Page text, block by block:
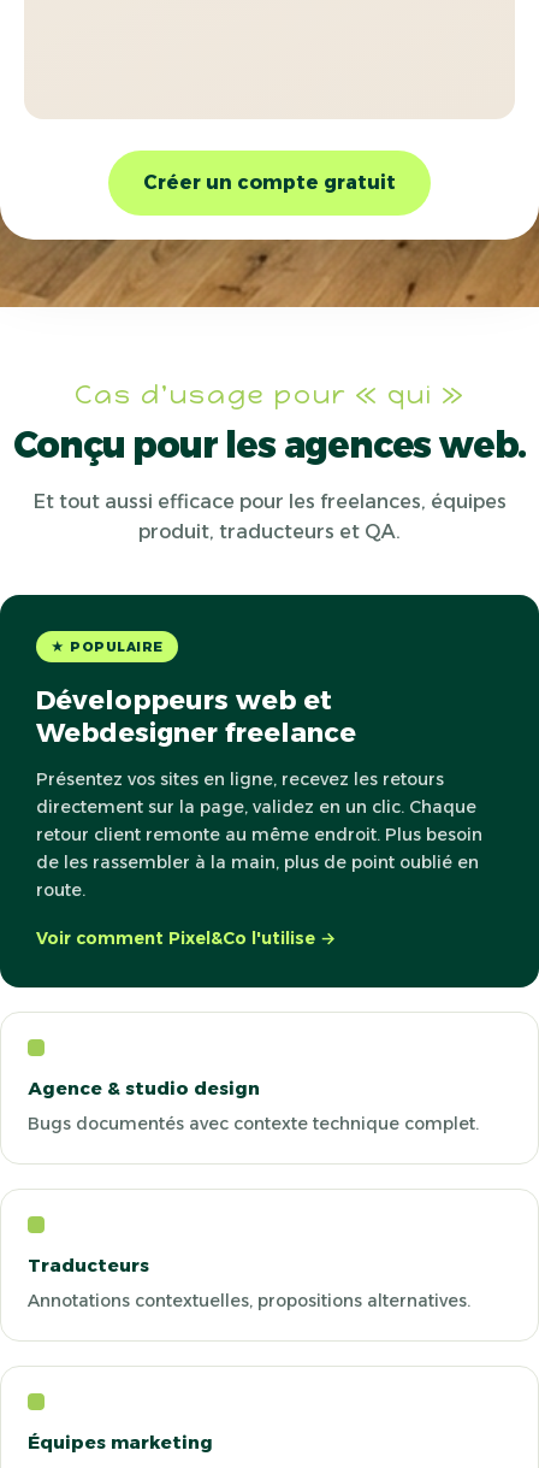
Créer un compte gratuit
Cas d'usage pour « qui »
Conçu pour les agences web.
Et tout aussi efficace pour les freelances, équipes
produit, traducteurs et QA.
★ POPULAIRE
Développeurs web et
Webdesigner freelance
Présentez vos sites en ligne, recevez les retours
directement sur la page, validez en un clic. Chaque
retour client remonte au même endroit. Plus besoin
de les rassembler à la main, plus de point oublié en
route.
Voir comment Pixel&Co l'utilise →
Agence & studio design
Bugs documentés avec contexte technique complet.
Traducteurs
Annotations contextuelles, propositions alternatives.
Équipes marketing